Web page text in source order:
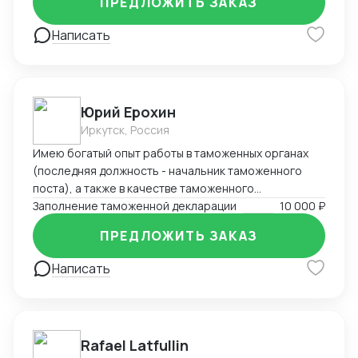
Написать
Юрий Ерохин
Иркутск, Россия
Имею богатый опыт работы в таможенных органах
(последняя должность - начальник таможенного
поста), а также в качестве таможенного
представителя. Два высших образования -
таможенное дело и юриспруденция.
Заполнение таможенной декларации 10 000 ₽
Написать
ПРЕДЛОЖИТЬ ЗАКАЗ
Rafael Latfullin